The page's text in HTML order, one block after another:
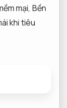
mại, Bền
khi tiêu